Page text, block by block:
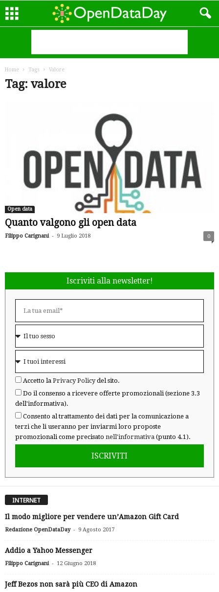
Home Tags Valore
Tag: valore
Open data
Quanto valgono gli open data
Filippo Carignani - 9 Luglio 2018 0
Iscriviti alla newsletter!
Accetto la Privacy Policydel sito.
Do il consenso a ricevere offerte promozionali (sezione 3.3
dell'informativa).
Consento al trattamento dei dati per la comunicazione a
terzi che li useranno per inviarmi loro proposte
promozionali come precisato nell'informativa (punto 4.1).
ISCRIVITI
INTERNET
Il modo migliore per vendere un’Amazon Gift Card
Redazione OpenDataDay - 9 Agosto 2017
Addio a Yahoo Messenger
Filippo Carignani - 12 Giugno 2018
Jeff Bezos non sarà più CEO di Amazon